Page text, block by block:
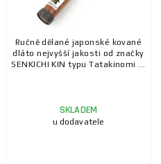
Ručně dělané japonské kované
dláto nejvyšší jakosti od značky
SENKICHI KIN typu Tatakinomi ...
SKLADEM
u dodavatele